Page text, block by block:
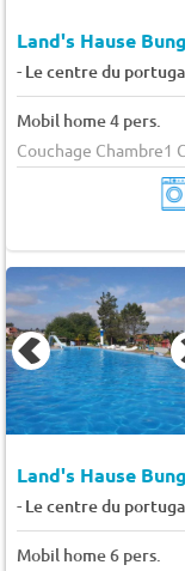
Land's Hause
- Le centre du
Mobil home 4 pers.
Couchage Chambre1
Land's Hause
- Le centre du
Mobil home 6 pers.